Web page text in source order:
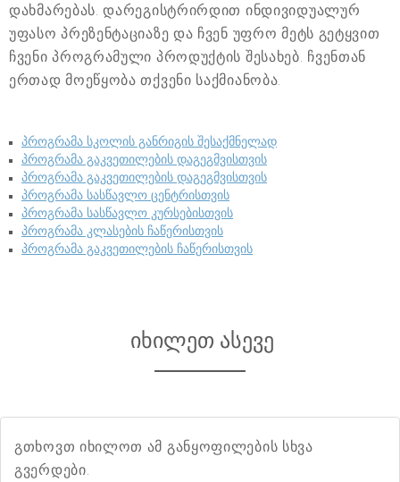
დახმარებას. დარეგისტრირდით ინდივიდუალურ
უფასო პრეზენტაციაზე და ჩვენ უფრო მეტს გეტყვით
ჩვენი პროგრამული პროდუქტის შესახებ. ჩვენთან
ერთად მოეწყობა თქვენი საქმიანობა.
პროგრამა სკოლის განრიგის შესაქმნელად
პროგრამა გაკვეთილების დაგეგმვისთვის
პროგრამა გაკვეთილების დაგეგმვისთვის
პროგრამა სასწავლო ცენტრისთვის
პროგრამა სასწავლო კურსებისთვის
პროგრამა კლასების ჩაწერისთვის
პროგრამა გაკვეთილების ჩაწერისთვის
იხილეთ ასევე
გთხოვთ იხილოთ ამ განყოფილების სხვა
გვერდები.